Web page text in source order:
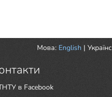
Мова: English |
в Facebook